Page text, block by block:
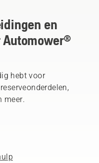
en
hebt voor
meer.